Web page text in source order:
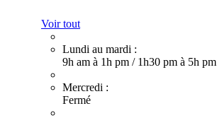
Voir tout
Lundi au mardi :
9h am à 1h pm / 1h30 pm à 5h pm
Mercredi :
Fermé